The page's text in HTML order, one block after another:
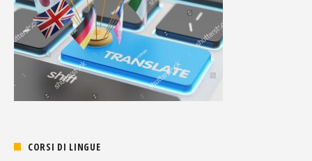
CORSI DI LINGUE